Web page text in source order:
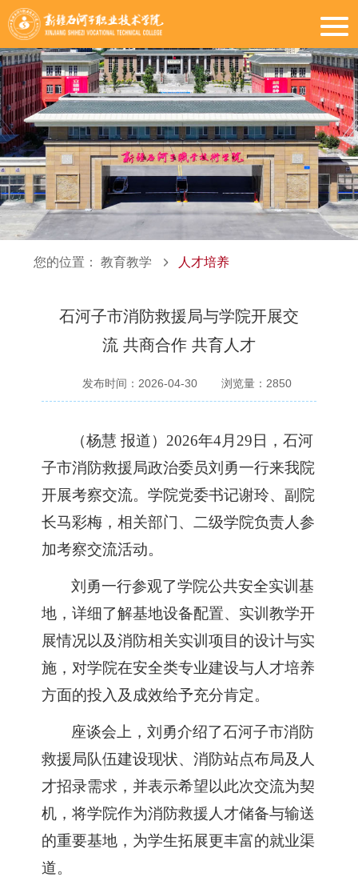
您的位置： 教育教学 人才培养
石河子市消防救援局与学院开展交
流 共商合作 共育人才
发布时间：2026-04-30 浏览量： 2850
（杨慧 报道） 2026年4月29日，石河
子市消防救援局政治委员刘勇一行来我院
开展考察交流。学院党委书记谢玲、副院
长马彩梅， 相关部门、二级学院负责人参
加考察交流活动。
刘勇一行参观了学院公共安全实训基
地，详细了解基地设备配置、实训教学开
展情况以及消防相关实训项目的设计与实
施，对学院在安全类专业建设与人才培养
方面的投入及成效给予充分肯定。
座谈会上， 刘勇介绍了石河子市消防
救援局队伍建设现状、消防站点布局及人
才招录需求，并表示希望以此次交流为契
机，将学院作为消防救援人才储备与输送
的重要基地，为学生拓展更丰富的就业渠
道。